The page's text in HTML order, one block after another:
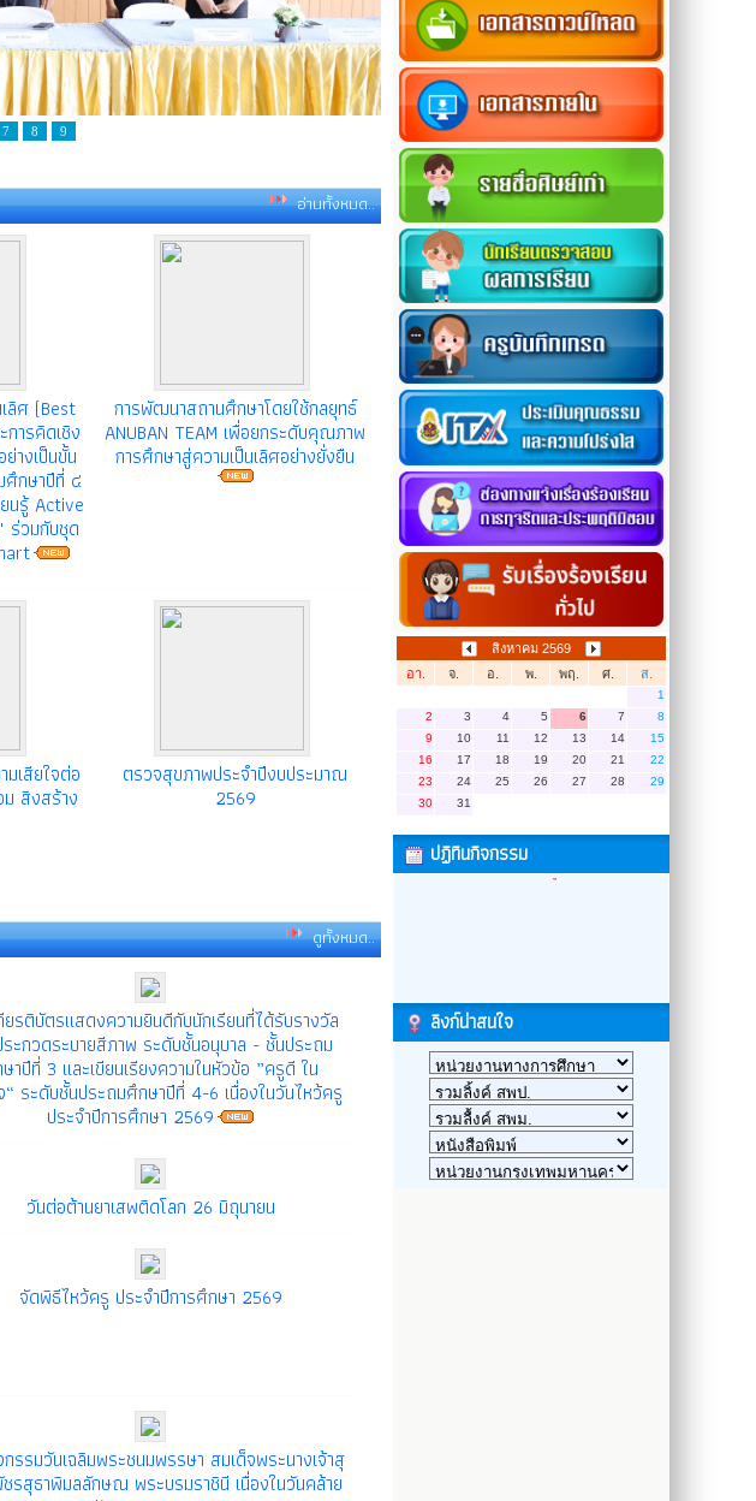
7 8 9
อ่านทั้งหมด..
ลิศ (Best
ารคิดเชิง
างเป็นขั้น
ศึกษาปีที่ ๔
นรู้ Active
ร่วมกับชุด
การพัฒนาสถานศึกษาโดยใช้กลยุทธ์
ANUBAN TEAM เพื่อยกระดับคุณภาพ
การศึกษาสู่ความเป็นเลิศอย่างยั่งยืน
เสียใจต่อ
สิงสร้าง
ตรวจสุขภาพประจำปีงบประมาณ
2569
ดูทั้งหมด..
ยรติบัตรแสดงความยินดีกับนักเรียนที่ได้รับรางวัล
ระกวดระบายสีภาพ ระดับชั้นอนุบาล - ชั้นประถม
าปีที่ 3 และเขียนเรียงความในหัวข้อ ”ครูดี ใน
“ ระดับชั้นประถมศึกษาปีที่ 4-6 เนื่องในวันไหว้ครู
ประจำปีการศึกษา 2569
วันต่อต้านยาเสพติดโลก 26 มิถุนายน
จัดพิธีไหว้ครู ประจำปีการศึกษา 2569
รรมวันเฉลิมพระชนมพรรษา สมเด็จพระนางเจ้าสุ
รสุธาพิมลลักษณ พระบรมราชินี เนื่องในวันคล้าย
สิงหาคม 2569
อา.
จ. อ. พ. พฤ. ศ. ส.
1
2
3 4 5 6 7
8
9
10 11 12 13 14
15
16
17 18 19 20 21
22
23
24 25 26 27 28
29
30
31
ปฏิทินกิจกรรม
ลิงก์น่าสนใจ